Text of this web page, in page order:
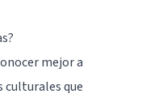
mejor a
culturales que